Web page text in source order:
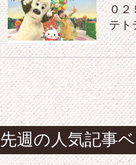
０２
テト
先週の人気記事